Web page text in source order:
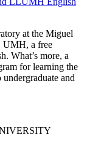
at the Miguel
UMH, a free
What’s more, a
for learning the
and